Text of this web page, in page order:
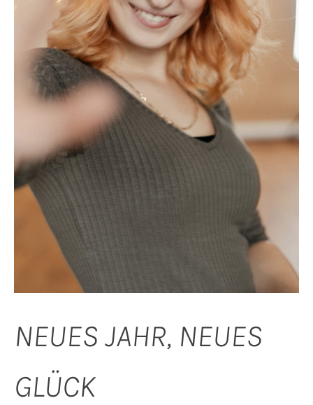
NEUES JAHR, NEUES
GLÜCK